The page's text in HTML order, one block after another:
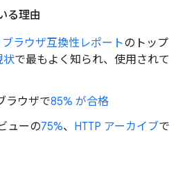
る理由
ラウザ互換性レポートのトップ
状で最もよく知られ、使用されて
ラウザで85% が合格
ューの75%、 HTTP アーカイブで